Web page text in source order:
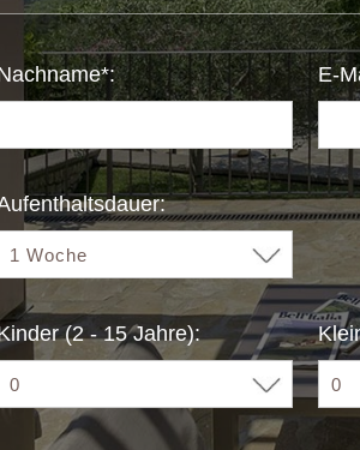
E-
(2 - 15 Jahre):